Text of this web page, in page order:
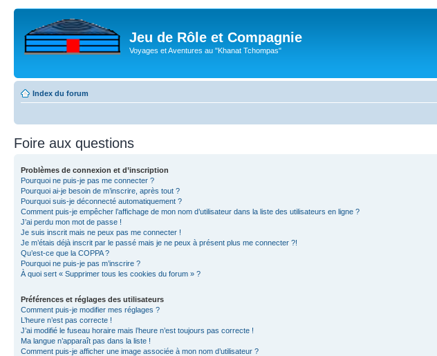
Jeu de Rôle et Compagnie
Voyages et Aventures au "Khanat Tchompas"
Index du forum
Foire aux questions
Problèmes de connexion et d’inscription
Pourquoi ne puis-je pas me connecter ?
Pourquoi ai-je besoin de m’inscrire, après tout ?
Pourquoi suis-je déconnecté automatiquement ?
Comment puis-je empêcher l’affichage de mon nom d’utilisateur dans la liste des utilisateurs en ligne ?
J’ai perdu mon mot de passe !
Je suis inscrit mais ne peux pas me connecter !
Je m’étais déjà inscrit par le passé mais je ne peux à présent plus me connecter ?!
Qu’est-ce que la COPPA ?
Pourquoi ne puis-je pas m’inscrire ?
À quoi sert « Supprimer tous les cookies du forum » ?
Préférences et réglages des utilisateurs
Comment puis-je modifier mes réglages ?
L’heure n’est pas correcte !
J’ai modifié le fuseau horaire mais l’heure n’est toujours pas correcte !
Ma langue n’apparaît pas dans la liste !
Comment puis-je afficher une image associée à mon nom d’utilisateur ?